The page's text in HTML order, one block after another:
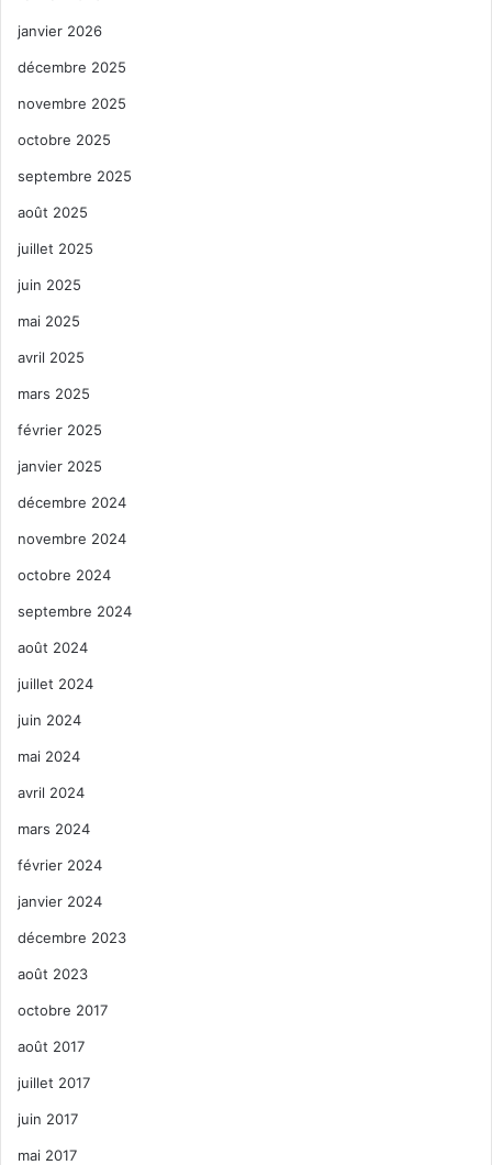
janvier 2026
décembre 2025
novembre 2025
octobre 2025
septembre 2025
août 2025
juillet 2025
juin 2025
mai 2025
avril 2025
mars 2025
février 2025
janvier 2025
décembre 2024
novembre 2024
octobre 2024
septembre 2024
août 2024
juillet 2024
juin 2024
mai 2024
avril 2024
mars 2024
février 2024
janvier 2024
décembre 2023
août 2023
octobre 2017
août 2017
juillet 2017
juin 2017
mai 2017